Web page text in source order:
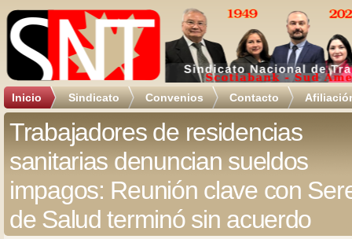
Inicio Sindicato Convenios Contacto
Trabajadores de residencias
sanitarias denuncian sueldos
impagos: Reunión clave con
de Salud terminó sin acuerdo